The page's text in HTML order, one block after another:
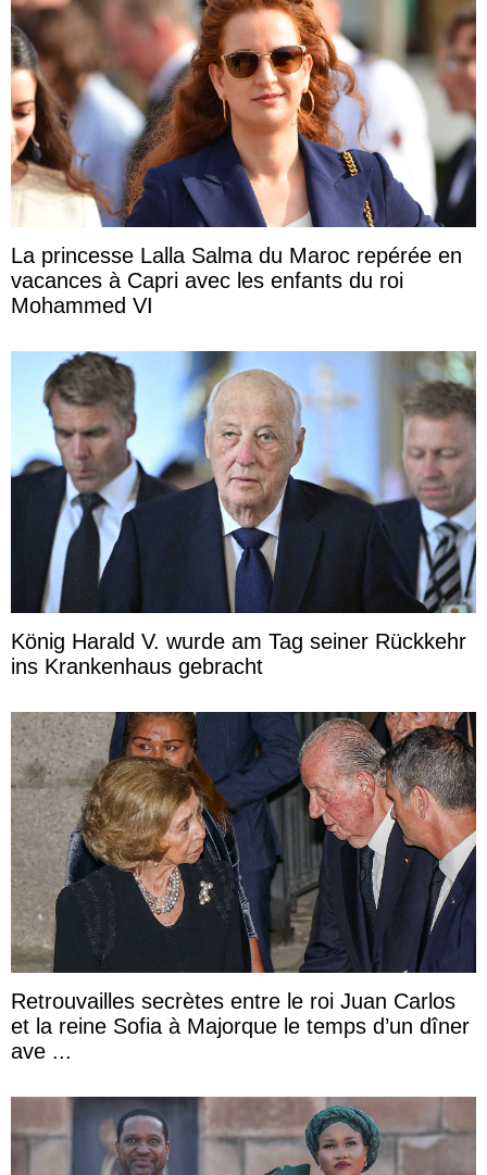
La princesse Lalla Salma du Maroc repérée en
vacances à Capri avec les enfants du roi
Mohammed VI
König Harald V. wurde am Tag seiner Rückkehr
ins Krankenhaus gebracht
Retrouvailles secrètes entre le roi Juan Carlos
et la reine Sofia à Majorque le temps d’un dîner
ave ...